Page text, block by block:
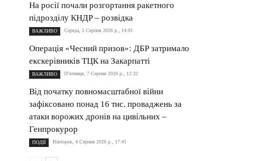
На росії почали розгортання ракетного
підрозділу КНДР – розвідка
ВАЖЛИВО Середа, 5 Серпня 2026 р., 14:01
Операція «Чесний призов»: ДБР затримало
екскерівників ТЦК на Закарпатті
ВАЖЛИВО П’ятниця, 7 Серпня 2026 р., 12:32
Від початку повномасштабної війни
зафіксовано понад 16 тис. проваджень за
атаки ворожих дронів на цивільних –
Генпрокурор
ПОДІЇ Вівторок, 4 Серпня 2026 р., 17:41